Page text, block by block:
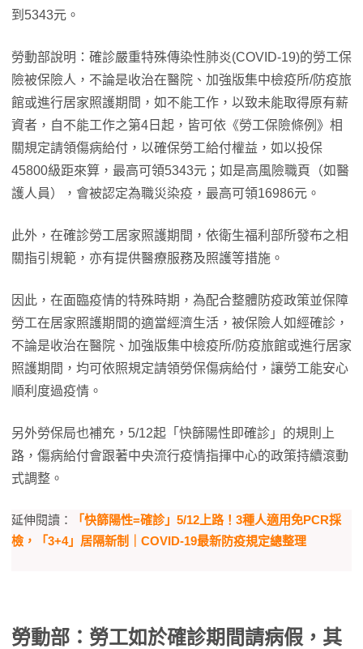
到5343元。
勞動部說明：確診嚴重特殊傳染性肺炎(COVID-19)的勞工保
險被保險人，不論是收治在醫院、加強版集中檢疫所/防疫旅
館或進行居家照護期間，如不能工作，以致未能取得原有薪
資者，自不能工作之第4日起，皆可依《勞工保險條例》相
關規定請領傷病給付，以確保勞工給付權益，如以投保
45800級距來算，最高可領5343元；如是高風險職頁（如醫
護人員），會被認定為職災染疫，最高可領16986元。
此外，在確診勞工居家照護期間，依衛生福利部所發布之相
關指引規範，亦有提供醫療服務及照護等措施。
因此，在面臨疫情的特殊時期，為配合整體防疫政策並保障
勞工在居家照護期間的適當經濟生活，被保險人如經確診，
不論是收治在醫院、加強版集中檢疫所/防疫旅館或進行居家
照護期間，均可依照規定請領勞保傷病給付，讓勞工能安心
順利度過疫情。
另外勞保局也補充，5/12起「快篩陽性即確診」的規則上
路，傷病給付會跟著中央流行疫情指揮中心的政策持續滾動
式調整。
延伸閱讀：
「快篩陽性=確診」5/12上路！3種人適用免PCR採
檢，「3+4」居隔新制｜COVID-19最新防疫規定總整理
勞動部：勞工如於確診期間請病假，其